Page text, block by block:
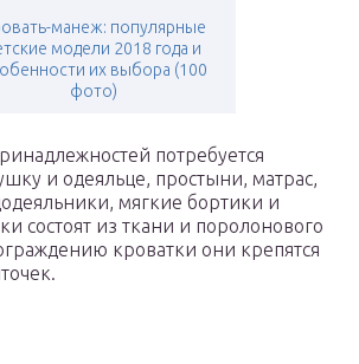
манеж: популярные
модели 2018 года и
их выбора (100
фото)
потребуется
и одеяльце, простыни, матрас,
мягкие бортики и
состоят из ткани и поролонового
кроватки они крепятся